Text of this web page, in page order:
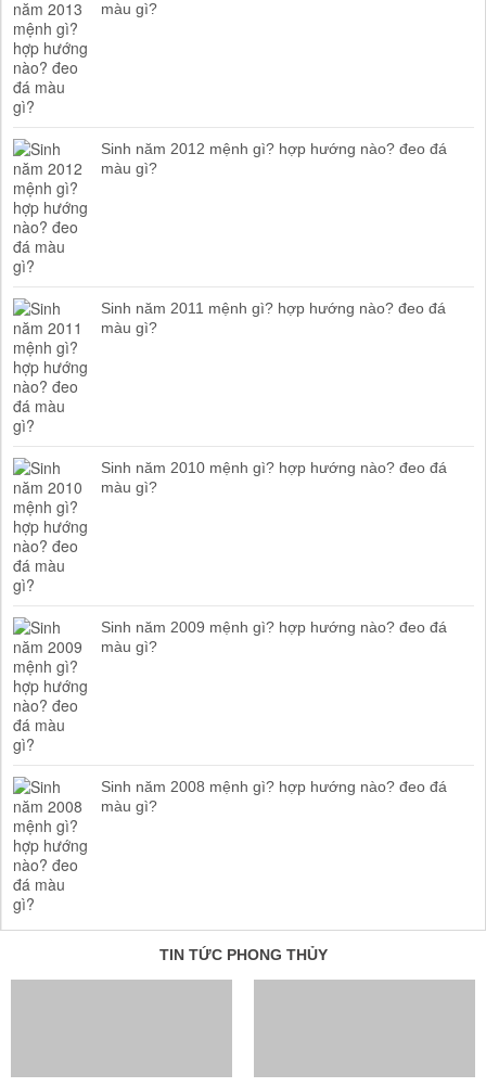
màu gì?
Sinh năm 2012 mệnh gì? hợp hướng nào? đeo đá
màu gì?
Sinh năm 2011 mệnh gì? hợp hướng nào? đeo đá
màu gì?
Sinh năm 2010 mệnh gì? hợp hướng nào? đeo đá
màu gì?
Sinh năm 2009 mệnh gì? hợp hướng nào? đeo đá
màu gì?
Sinh năm 2008 mệnh gì? hợp hướng nào? đeo đá
màu gì?
TIN TỨC PHONG THỦY